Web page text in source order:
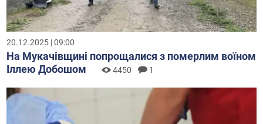
20.12.2025 | 09:00
На Мукачівщині попрощалися з померлим воїном
Іллею Добошом
4450 1